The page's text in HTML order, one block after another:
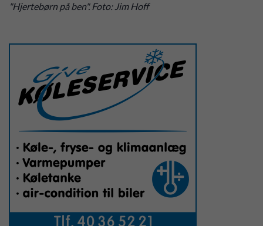
"Hjertebørn på ben". Foto: Jim Hoff